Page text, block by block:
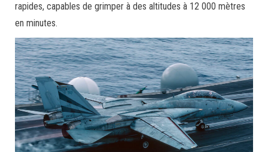
rapides, capables de grimper à des altitudes à 12 000 mètres
en minutes.